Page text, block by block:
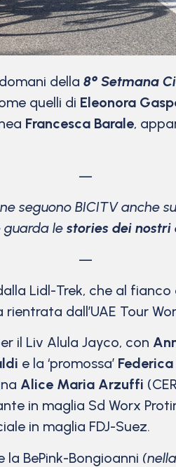
della 8° Setmana
quelli di Eleonora
Francesca Barale,
—
seguono BICITV anche
guarda le stories dei
—
Lidl-Trek, che al
rientrata dall’UAE Tour
il Liv Alula Jayco, con
e la ‘promossa’
Alice Maria Arzuffi
in maglia Sd Worx
in maglia FDJ-Suez.
BePink-Bongioanni